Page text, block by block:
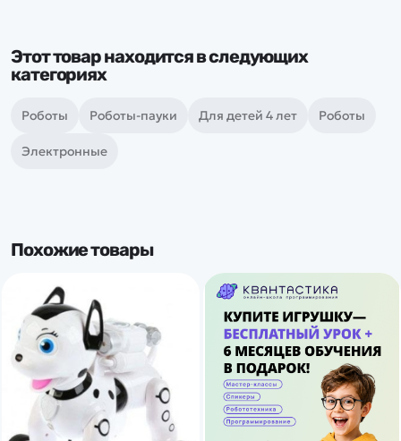
Этот товар находится в следующих
категориях
Роботы Роботы-пауки Для детей 4 лет Роботы
Электронные
Похожие товары